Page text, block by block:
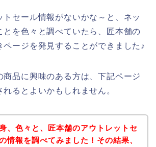
トセール情報がないかな～と、ネッ
とを色々と調べていたら、匠本舗の
ページを発見することができました♪
商品に興味のある方は、下記ページ
るとよいかもしれません。
、色々と、匠本舗のアウトレットセ
情報を調べてみました！その結果、